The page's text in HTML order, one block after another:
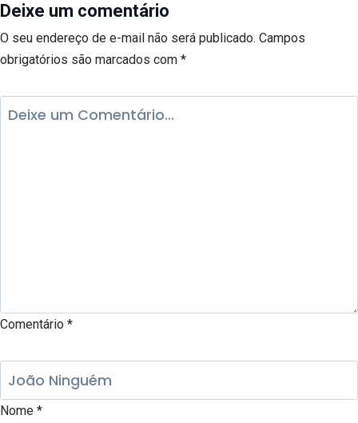
Deixe um comentário
O seu endereço de e-mail não será publicado. Campos
obrigatórios são marcados com *
Comentário *
Nome *